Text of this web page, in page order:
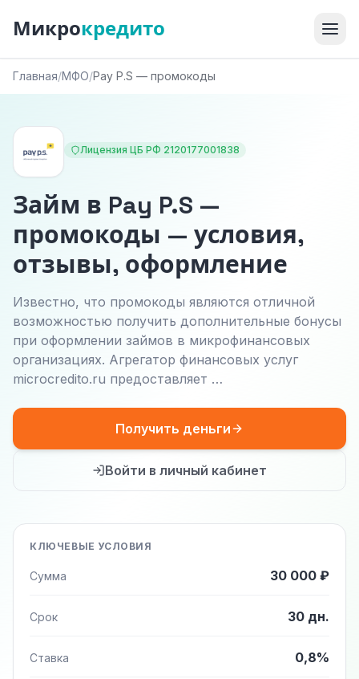
Микрокредито
Главная/МФО/Pay P.S — промокоды
Лицензия ЦБ РФ 2120177001838
Займ в Pay P.S —
промокоды — условия,
отзывы, оформление
Известно, что промокоды являются отличной
возможностью получить дополнительные бонусы
при оформлении займов в микрофинансовых
организациях. Агрегатор финансовых услуг
microcredito.ru предоставляет …
Получить деньги
Войти в личный кабинет
КЛЮЧЕВЫЕ УСЛОВИЯ
Сумма 30 000 ₽
Срок 30 дн.
Ставка 0,8%